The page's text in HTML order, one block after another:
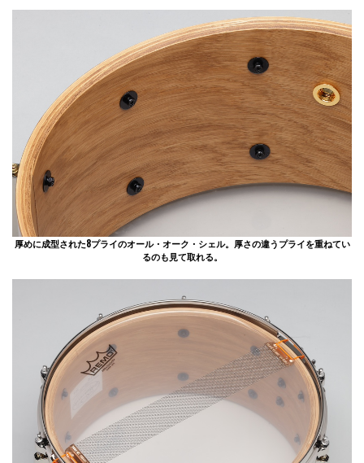
厚めに成型された8プライのオール・オーク・シェル。厚さの違うプライを重ねてい
るのも見て取れる。